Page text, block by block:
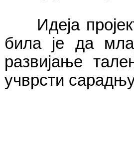
Идеја
била је да
развијање
учврсти